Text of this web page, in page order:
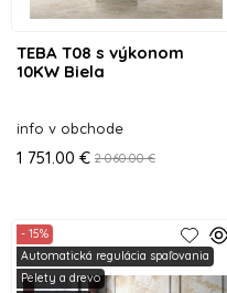
TEBA T08 s výkonom
10KW Biela
info v obchode
1 751.00 € 2 060.00 €
- 15%
Automatická regulácia spaľovania
Pelety a drevo